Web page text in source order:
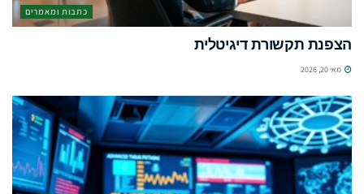
כתבות ומאמרים
הצפנת תקשורת דיגיטלית
מאי 20, 2026